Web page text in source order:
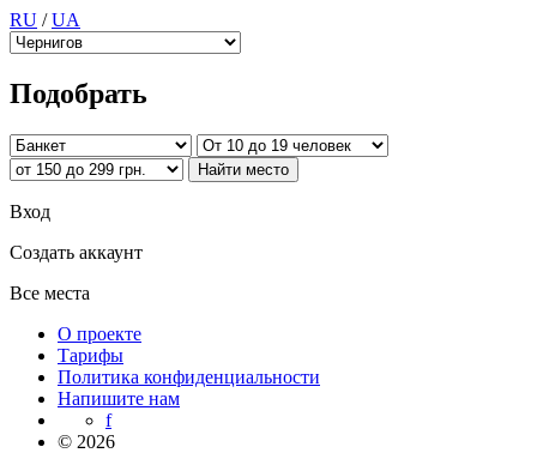
RU /UA
Подобрать
Вход
Создать аккаунт
Все места
О проекте
Тарифы
Политика конфиденциальности
Напишите нам
f
© 2026